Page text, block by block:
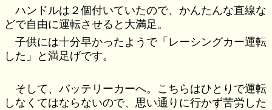
ハンドルは２個付いていたので、かんたんな直線な
どで自由に運転させると大満足。
子供には十分早かったようで「レーシングカー運転
した」と満足げです。
そして、バッテリーカーへ。こちらはひとりで運転
しなくてはならないので、思い通りに行かず苦労した